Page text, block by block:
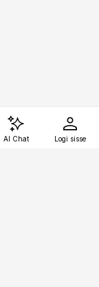
AI Chat Logi sisse